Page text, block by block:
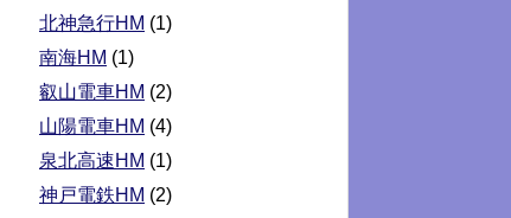
北神急行HM (1)
南海HM (1)
叡山電車HM (2)
山陽電車HM (4)
泉北高速HM (1)
神戸電鉄HM (2)